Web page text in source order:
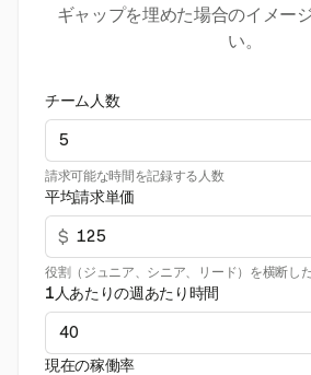
ギャップを埋めた場合のイメー
い。
チーム人数
請求可能な時間を記録する人数
平均請求単価
$
役割（ジュニア、シニア、リード）を横断し
1人あたりの週あたり時間
現在の稼働率